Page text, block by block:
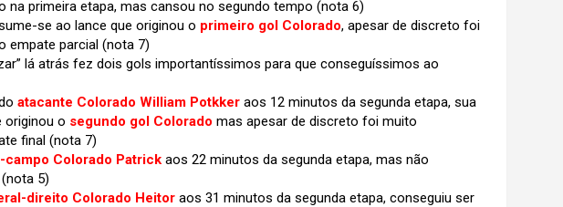
na primeira etapa, mas cansou no segundo tempo (nota 6)
se ao lance que originou o primeiro gol Colorado, apesar de discreto foi
empate parcial (nota 7)
lá atrás fez dois gols importantíssimos para que conseguíssimos ao
atacante Colorado William Potkker aos 12 minutos da segunda etapa, sua
originou o segundo gol Colorado mas apesar de discreto foi muito
final (nota 7)
campo Colorado Patrick aos 22 minutos da segunda etapa, mas não
5)
direito Colorado Heitor aos 31 minutos da segunda etapa, conseguiu ser